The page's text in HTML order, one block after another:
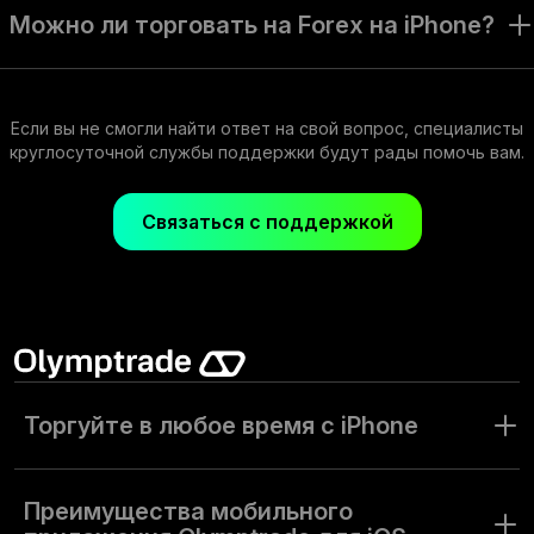
торговать акциями и предлагает торговые инструменты и
функции, доступные на всех наших платформах.
Можно ли торговать на Forex на iPhone?
функции, доступные на всех наших платформах.
Если вы не смогли найти ответ на свой вопрос, специалисты
круглосуточной службы поддержки будут рады помочь вам.
Связаться с поддержкой
Торгуйте в любое время с iPhone
инвестициям — необходимость. С приложением
Olymptrade для iOS вам больше не нужно быть
Преимущества мобильного